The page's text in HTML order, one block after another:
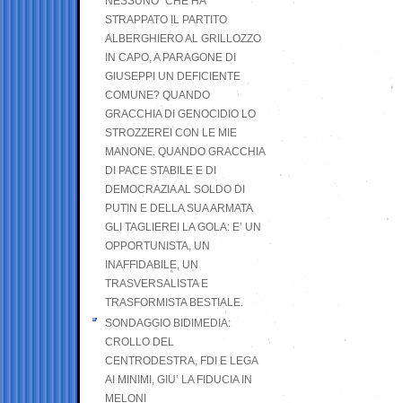
STRAPPATO IL PARTITO
ALBERGHIERO AL GRILLOZZO
IN CAPO, A PARAGONE DI
GIUSEPPI UN DEFICIENTE
COMUNE? QUANDO
GRACCHIA DI GENOCIDIO LO
STROZZEREI CON LE MIE
MANONE. QUANDO GRACCHIA
DI PACE STABILE E DI
DEMOCRAZIA AL SOLDO DI
PUTIN E DELLA SUA ARMATA
GLI TAGLIEREI LA GOLA: E’ UN
OPPORTUNISTA, UN
INAFFIDABILE, UN
TRASVERSALISTA E
TRASFORMISTA BESTIALE.
SONDAGGIO BIDIMEDIA:
CROLLO DEL
CENTRODESTRA, FDI E LEGA
AI MINIMI, GIU’ LA FIDUCIA IN
MELONI